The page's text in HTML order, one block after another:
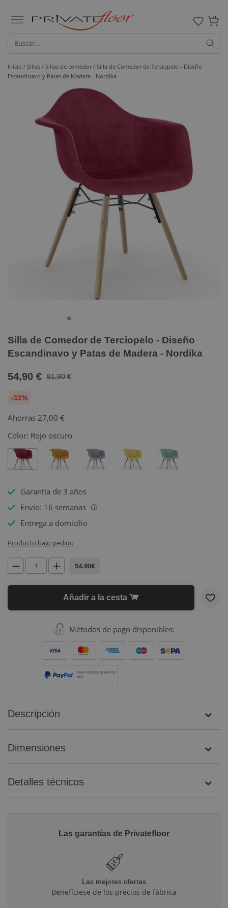
0
Inicio / Sillas / Sillas de comedor / Silla de Comedor de Terciopelo - Diseño
Escandinavo y Patas de Madera - Nordika
Silla de Comedor de Terciopelo - Diseño
Escandinavo y Patas de Madera - Nordika
54,90 € 81,90 €
-33%
Ahorras 27,00 €
Color: Rojo oscuro
Garantía de 3 años
Envío: 16 semanas
i
Entrega a domicilio
Producto bajo pedido
54.90€
Añadir a la cesta
Métodos de pago disponibles:
PARA PEDIDOS DE MÁS DE
500€
Descripción
Dimensiones
Detalles técnicos
Las garantías de Privatefloor
Las mejores ofertas
Benefíciese de los precios de fábrica